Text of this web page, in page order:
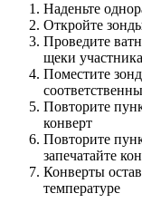
Наденьте
Откройте
Проведите
щеки
Поместите
Повторите
конверт
Повторите
запечатайте
Конверты
температуре